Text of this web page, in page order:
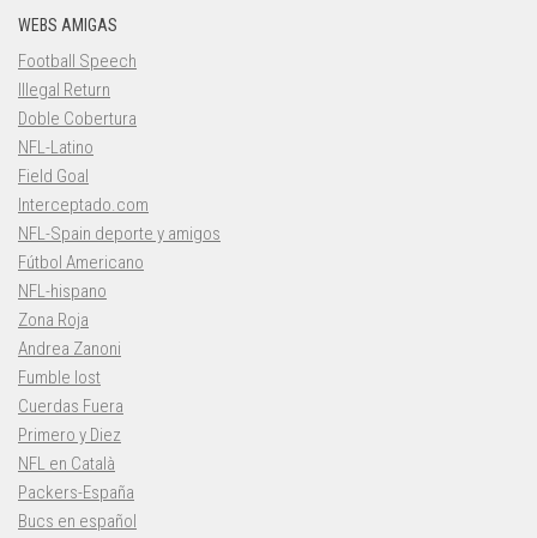
WEBS AMIGAS
Football Speech
Illegal Return
Doble Cobertura
NFL-Latino
Field Goal
Interceptado.com
NFL-Spain deporte y amigos
Fútbol Americano
NFL-hispano
Zona Roja
Andrea Zanoni
Fumble lost
Cuerdas Fuera
Primero y Diez
NFL en Català
Packers-España
Bucs en español